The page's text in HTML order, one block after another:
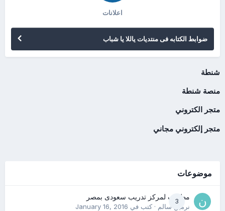
اعلانات
ضوابط الكتابه فى منتديات ياللا يا شباب
شنطة
منصة شنطة
متجر الكتروني
متجر إلكتروني مجاني
موضوعات
3
مطلوب لمركز تدريب سعودى بمصر
نرمين سالم· كتب في January 16, 2016